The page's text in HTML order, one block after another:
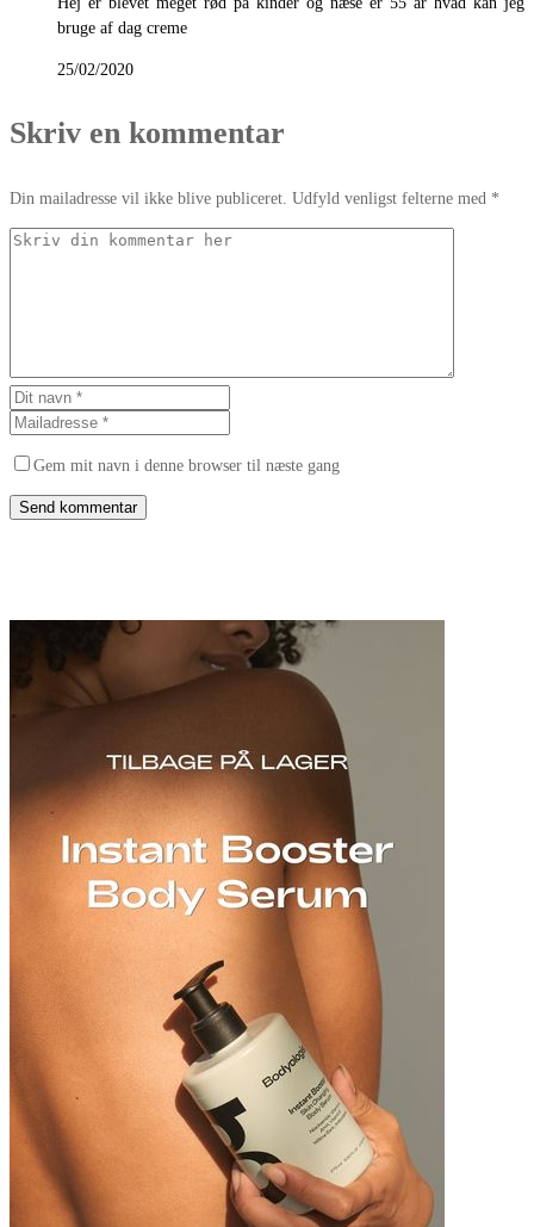
bruge af dag creme
25/02/2020
Skriv en kommentar
Din mailadresse vil ikke blive publiceret. Udfyld venligst felterne med *
Gem mit navn i denne browser til næste gang